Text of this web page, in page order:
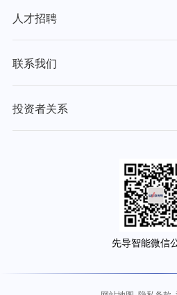
人才招聘
联系我们
投资者关系
先导智能微信